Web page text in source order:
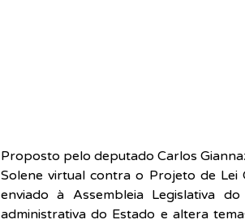
Proposto pelo deputado Carlos
Solene virtual contra o Projeto de Lei
enviado à Assembleia Legislativa
administrativa do Estado e altera